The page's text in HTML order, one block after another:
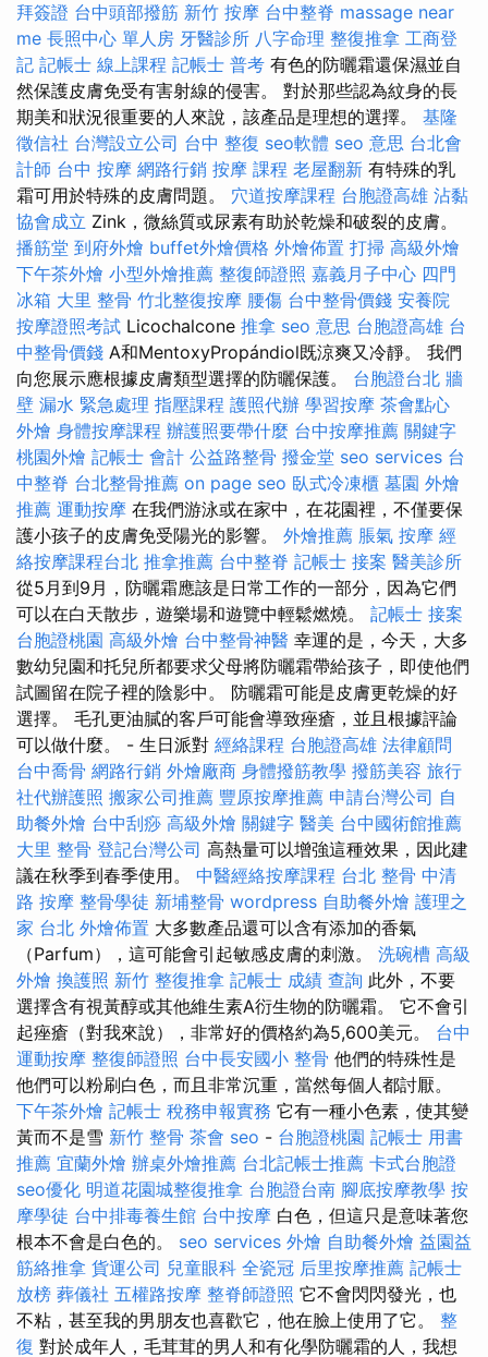
拜簽證 台中頭部撥筋 新竹 按摩 台中整脊 massage near
me 長照中心 單人房 牙醫診所 八字命理 整復推拿 工商登
記 記帳士 線上課程 記帳士 普考 有色的防曬霜還保濕並自
然保護皮膚免受有害射線的侵害。 對於那些認為紋身的長
期美和狀況很重要的人來說，該產品是理想的選擇。 基隆
徵信社 台灣設立公司 台中 整復 seo軟體 seo 意思 台北會
計師 台中 按摩 網路行銷 按摩 課程 老屋翻新 有特殊的乳
霜可用於特殊的皮膚問題。 穴道按摩課程 台胞證高雄 沾黏
協會成立 Zink，微絲質或尿素有助於乾燥和破裂的皮膚。
播筋堂 到府外燴 buffet外燴價格 外燴佈置 打掃 高級外燴
下午茶外燴 小型外燴推薦 整復師證照 嘉義月子中心 四門
冰箱 大里 整骨 竹北整復按摩 腰傷 台中整骨價錢 安養院
按摩證照考試 Licochalcone 推拿 seo 意思 台胞證高雄 台
中整骨價錢 A和MentoxyPropándiol既涼爽又冷靜。 我們
向您展示應根據皮膚類型選擇的防曬保護。 台胞證台北 牆
壁 漏水 緊急處理 指壓課程 護照代辦 學習按摩 茶會點心
外燴 身體按摩課程 辦護照要帶什麼 台中按摩推薦 關鍵字
桃園外燴 記帳士 會計 公益路整骨 撥金堂 seo services 台
中整脊 台北整骨推薦 on page seo 臥式冷凍櫃 墓園 外燴
推薦 運動按摩 在我們游泳或在家中，在花園裡，不僅要保
護小孩子的皮膚免受陽光的影響。 外燴推薦 脹氣 按摩 經
絡按摩課程台北 推拿推薦 台中整脊 記帳士 接案 醫美診所
從5月到9月，防曬霜應該是日常工作的一部分，因為它們
可以在白天散步，遊樂場和遊覽中輕鬆燃燒。 記帳士 接案
台胞證桃園 高級外燴 台中整骨神醫 幸運的是，今天，大多
數幼兒園和托兒所都要求父母將防曬霜帶給孩子，即使他們
試圖留在院子裡的陰影中。 防曬霜可能是皮膚更乾燥的好
選擇。 毛孔更油膩的客戶可能會導致痤瘡，並且根據評論
可以做什麼。 - 生日派對 經絡課程 台胞證高雄 法律顧問
台中喬骨 網路行銷 外燴廠商 身體撥筋教學 撥筋美容 旅行
社代辦護照 搬家公司推薦 豐原按摩推薦 申請台灣公司 自
助餐外燴 台中刮痧 高級外燴 關鍵字 醫美 台中國術館推薦
大里 整骨 登記台灣公司 高熱量可以增強這種效果，因此建
議在秋季到春季使用。 中醫經絡按摩課程 台北 整骨 中清
路 按摩 整骨學徒 新埔整骨 wordpress 自助餐外燴 護理之
家 台北 外燴佈置 大多數產品還可以含有添加的香氣
（Parfum），這可能會引起敏感皮膚的刺激。 洗碗槽 高級
外燴 換護照 新竹 整復推拿 記帳士 成績 查詢 此外，不要
選擇含有視黃醇或其他維生素A衍生物的防曬霜。 它不會引
起痤瘡（對我來說），非常好的價格約為5,600美元。 台中
運動按摩 整復師證照 台中長安國小 整骨 他們的特殊性是
他們可以粉刷白色，而且非常沉重，當然每個人都討厭。
下午茶外燴 記帳士 稅務申報實務 它有一種小色素，使其變
黃而不是雪 新竹 整骨 茶會 seo - 台胞證桃園 記帳士 用書
推薦 宜蘭外燴 辦桌外燴推薦 台北記帳士推薦 卡式台胞證
seo優化 明道花園城整復推拿 台胞證台南 腳底按摩教學 按
摩學徒 台中排毒養生館 台中按摩 白色，但這只是意味著您
根本不會是白色的。 seo services 外燴 自助餐外燴 益園益
筋絡推拿 貨運公司 兒童眼科 全瓷冠 后里按摩推薦 記帳士
放榜 葬儀社 五權路按摩 整脊師證照 它不會閃閃發光，也
不粘，甚至我的男朋友也喜歡它，他在臉上使用了它。 整
復 對於成年人，毛茸茸的男人和有化學防曬霜的人，我想